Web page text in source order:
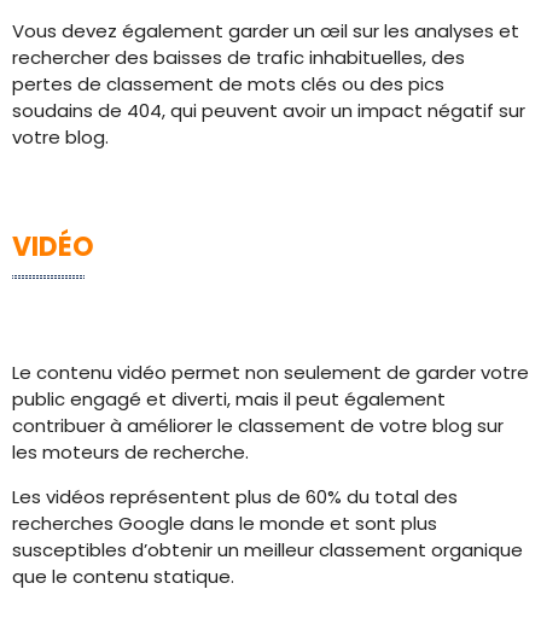
Vous devez également garder un œil sur les analyses et
rechercher des baisses de trafic inhabituelles, des
pertes de classement de mots clés ou des pics
soudains de 404, qui peuvent avoir un impact négatif sur
votre blog.
VIDÉO
Le contenu vidéo permet non seulement de garder votre
public engagé et diverti, mais il peut également
contribuer à améliorer le classement de votre blog sur
les moteurs de recherche.
Les vidéos représentent plus de 60% du total des
recherches Google dans le monde et sont plus
susceptibles d’obtenir un meilleur classement organique
que le contenu statique.